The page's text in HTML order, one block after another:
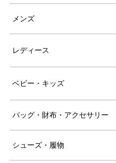
メンズ
レディース
ベビー・キッズ
バッグ・財布・アクセサリー
シューズ・履物